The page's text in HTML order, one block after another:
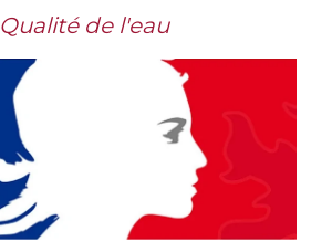
Qualité de l'eau